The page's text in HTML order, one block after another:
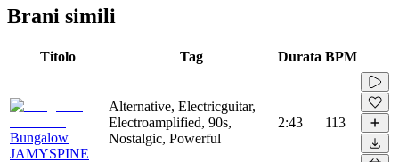
Brani simili
Titolo Tag Durata BPM
Bungalow
JAMYSPINE
Alternative, Electricguitar,
Electroamplified, 90s,
Nostalgic, Powerful
2:43 113